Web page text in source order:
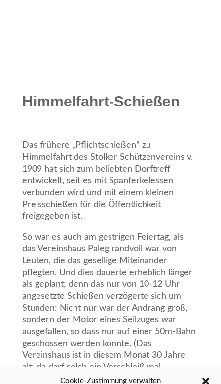
Cookie-Zustimmung verwalten
Himmelfahrt-Schießen
Das frühere „Pflichtschießen“ zu
Himmelfahrt des Stolker Schützenvereins v.
1909 hat sich zum beliebten Dorftreff
entwickelt, seit es mit Spanferkelessen
verbunden wird und mit einem kleinen
Preisschießen für die Öffentlichkeit
freigegeben ist.
So war es auch am gestrigen Feiertag, als
das Vereinshaus Paleg randvoll war von
Leuten, die das gesellige Miteinander
pflegten. Und dies dauerte erheblich länger
als geplant; denn das nur von 10-12 Uhr
angesetzte Schießen verzögerte sich um
Stunden: Nicht nur war der Andrang groß,
sondern der Motor eines Seilzuges war
ausgefallen, so dass nur auf einer 50m-Bahn
geschossen werden konnte. (Das
Vereinshaus ist in diesem Monat 30 Jahre
alt; da darf solch ein Verschleiß mal
passieren.)